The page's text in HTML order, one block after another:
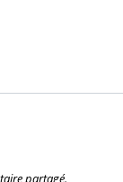
partagé.